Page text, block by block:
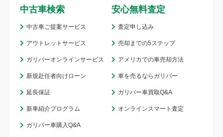
中古車検索
中古車ご提案サービス
アウトレットサービス
ガリバーオンラインサービス
新規赴任者向けローン
延長保証
新車紹介プログラム
ガリバー車購入Q&A
安心無料査定
査定申し込み
売却までの5ステップ
アメリカでの車売却方法
車を売るならガリバー
ガリバー車買取Q&A
オンラインスマート査定